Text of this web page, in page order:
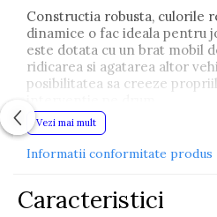
Constructia robusta, culorile
dinamice o fac ideala pentru
este dotata cu un brat mobil
ridicarea si agatarea altor
posibilitatea sa creeze
Cabina metalica adauga
interesanta, pentru ca cel
experienta, cresc realismul si
mentinand copilul captivat
Vezi mai mult
Informatii conformitate produs
Caracteristici